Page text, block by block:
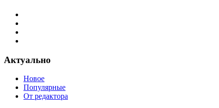
Актуально
Новое
Популярные
От редактора